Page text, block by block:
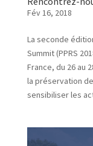
Fév 16, 2018
La seconde
Summit (PPRS
France, du 26 au
la préservation
sensibiliser les